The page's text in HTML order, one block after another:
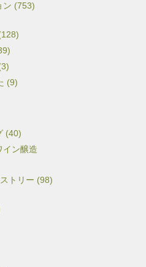
ン (753)
(9)
(40)
イン醸造
トリー (98)